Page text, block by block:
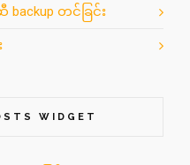
backup တင်ခြင်း
WIDGET